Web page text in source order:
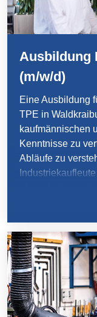
Ausbildung
(m/w/d)
Eine Ausbildung
TPE in
kaufmännischen
Kenntnisse zu
Abläufe zu
mehr. Du lernst,
international zu
wir gemeinsam
Einstieg und eine